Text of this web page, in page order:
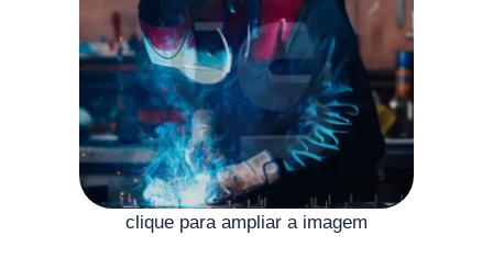
clique para ampliar a imagem